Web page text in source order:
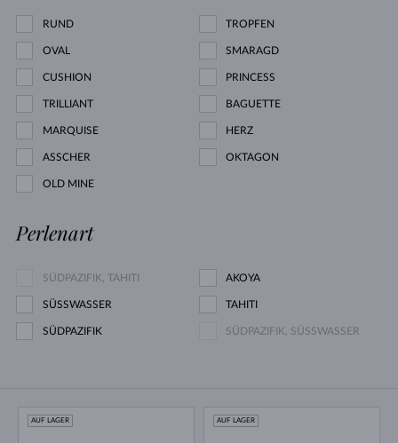
RUND TROPFEN
OVAL SMARAGD
CUSHION PRINCESS
TRILLIANT BAGUETTE
MARQUISE HERZ
ASSCHER OKTAGON
OLD MINE
Perlenart
SÜDPAZIFIK, TAHITI AKOYA
SÜSSWASSER TAHITI
SÜDPAZIFIK SÜDPAZIFIK, SÜSSWASSER
AUF LAGER AUF LAGER